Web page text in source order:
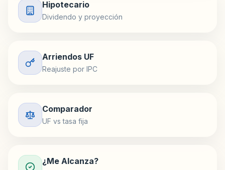
Hipotecario
Dividendo y proyección
Arriendos UF
Reajuste por IPC
Comparador
UF vs tasa fija
¿Me Alcanza?